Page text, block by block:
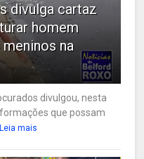
divulga cartaz
homem
na
divulgou, nesta
que possam
Leia mais